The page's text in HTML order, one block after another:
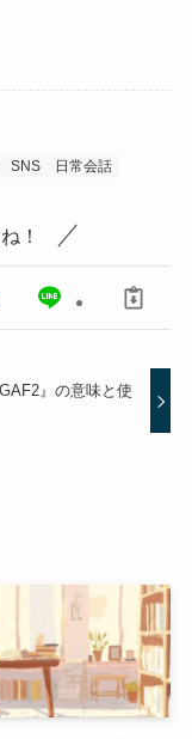
SNS 日常会話
！
』の意味と使